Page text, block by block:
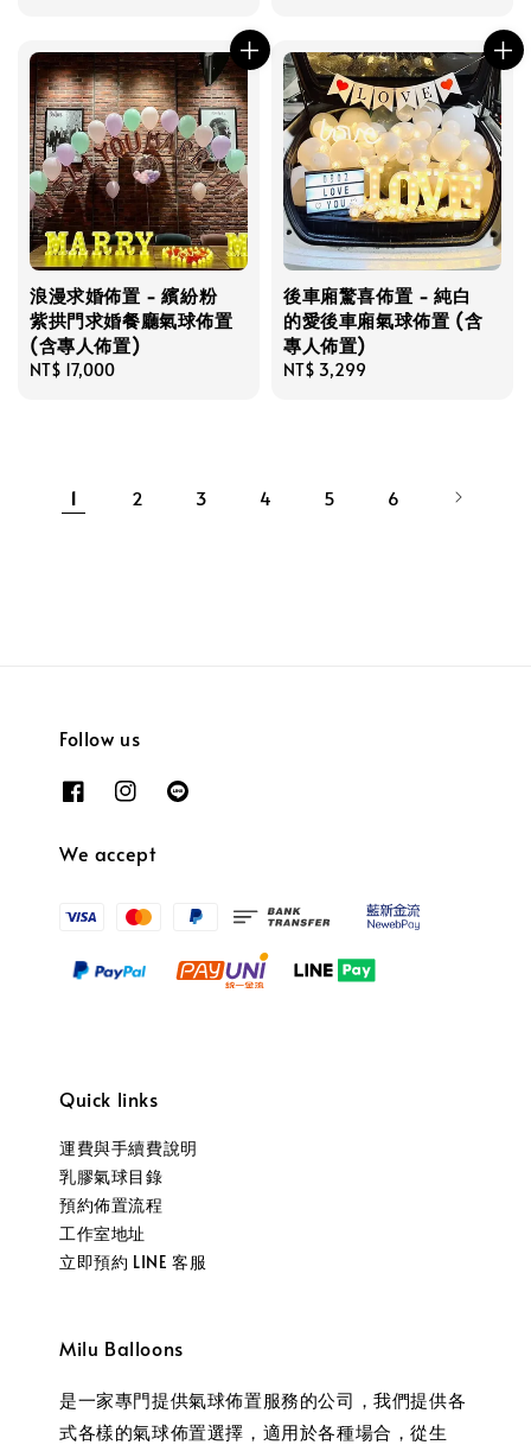
浪漫求婚佈置 - 繽紛粉
紫拱門求婚餐廳氣球佈置
(含專人佈置)
Regular
NT$ 17,000
後車廂驚喜佈置 - 純白
的愛後車廂氣球佈置 (含
專人佈置)
Regular
NT$ 3,299
1 2 3 4 5 6
Follow us
We accept
Quick links
運費與手續費說明
乳膠氣球目錄
預約佈置流程
工作室地址
立即預約 LINE 客服
Milu Balloons
是一家專門提供氣球佈置服務的公司，我們提供各
式各樣的氣球佈置選擇，適用於各種場合，從生